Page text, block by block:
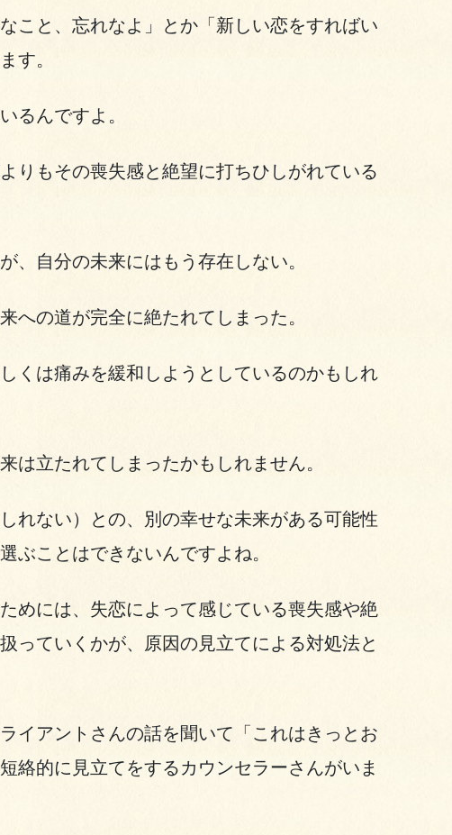
こと、忘れなよ」とか「新しい恋をすればい
す。
るんですよ。
りもその喪失感と絶望に打ちひしがれている
、自分の未来にはもう存在しない。
への道が完全に絶たれてしまった。
くは痛みを緩和しようとしているのかもしれ
は立たれてしまったかもしれません。
れない）との、別の幸せな未来がある可能性
ぶことはできないんですよね。
めには、失恋によって感じている喪失感や絶
っていくかが、原因の見立てによる対処法と
イアントさんの話を聞いて「これはきっとお
絡的に見立てをするカウンセラーさんがいま